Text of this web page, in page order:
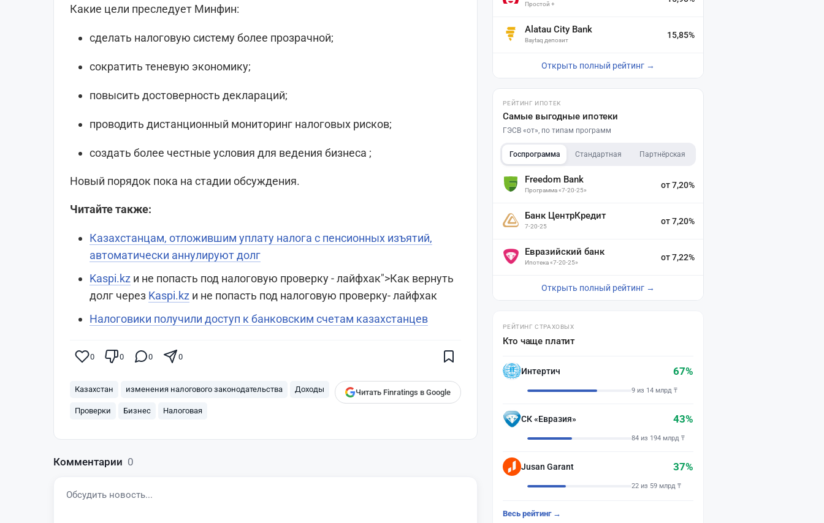
Какие цели преследует Минфин:
сделать налоговую систему более прозрачной;
сократить теневую экономику;
повысить достоверность деклараций;
проводить дистанционный мониторинг налоговых рисков;
создать более честные условия для ведения бизнеса ;
Новый порядок пока на стадии обсуждения.
Читайте также:
Казахстанцам, отложившим уплату налога с пенсионных изъятий,
автоматически аннулируют долг
Kaspi.kz и не попасть под налоговую проверку - лайфхак">Как вернуть
долг через Kaspi.kz и не попасть под налоговую проверку- лайфхак
Налоговики получили доступ к банковским счетам казахстанцев
0 0 0 0
Казахстан изменения налогового законодательства Доходы
Проверки Бизнес Налоговая
Читать Finratings в Google
Finratings.kz— и наши материалы
Комментарии 0
Простой +
Alatau City Bank
Baytaq депозит
15,85%
Открыть полный рейтинг →
РЕЙТИНГ ИПОТЕК
Самые выгодные ипотеки
ГЭСВ «от», по типам программ
Госпрограмма Стандартная Партнёрская
Freedom Bank
Программа «7-20-25»
от 7,20%
Банк ЦентрКредит
7-20-25
от 7,20%
Евразийский банк
Ипотека «7-20-25»
от 7,22%
Открыть полный рейтинг →
РЕЙТИНГ СТРАХОВЫХ
Кто чаще платит
Интертич 67%
9 из 14 млрд ₸
СК «Евразия» 43%
84 из 194 млрд ₸
Jusan Garant 37%
22 из 59 млрд ₸
Весь рейтинг →